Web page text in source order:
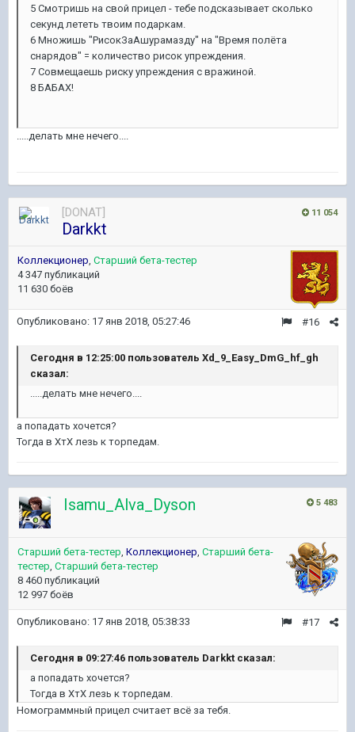
5 Смотришь на свой прицел - тебе подсказывает сколько
секунд лететь твоим подаркам.
6 Множишь "РисокЗаАшурамазду" на "Время полёта
снарядов" = количество рисок упреждения.
7 Совмещаешь риску упреждения с вражиной.
8 БАБАХ!
.....делать мне нечего....
11 054
[DONAT]
Darkkt
Коллекционер, Старший бета-тестер
4 347 публикаций
11 630 боёв
#16
Опубликовано: 17 янв 2018, 05:27:46
Сегодня в 12:25:00 пользователь Xd_9_Easy_DmG_hf_gh
сказал:
.....делать мне нечего....
а попадать хочется?
Тогда в ХтХ лезь к торпедам.
5 483
Isamu_Alva_Dyson
Старший бета-тестер, Коллекционер, Старший бета-
тестер, Старший бета-тестер
8 460 публикаций
12 997 боёв
#17
Опубликовано: 17 янв 2018, 05:38:33
Сегодня в 09:27:46 пользователь Darkkt сказал:
а попадать хочется?
Тогда в ХтХ лезь к торпедам.
Номограммный прицел считает всё за тебя.